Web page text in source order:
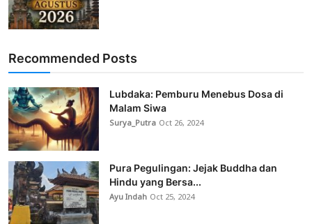
Recommended Posts
Lubdaka: Pemburu Menebus Dosa di
Malam Siwa
Surya_Putra Oct 26, 2024
Pura Pegulingan: Jejak Buddha dan
Hindu yang Bersa...
Ayu Indah Oct 25, 2024